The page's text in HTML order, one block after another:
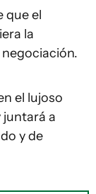
que el
la
el lujoso
a
y de